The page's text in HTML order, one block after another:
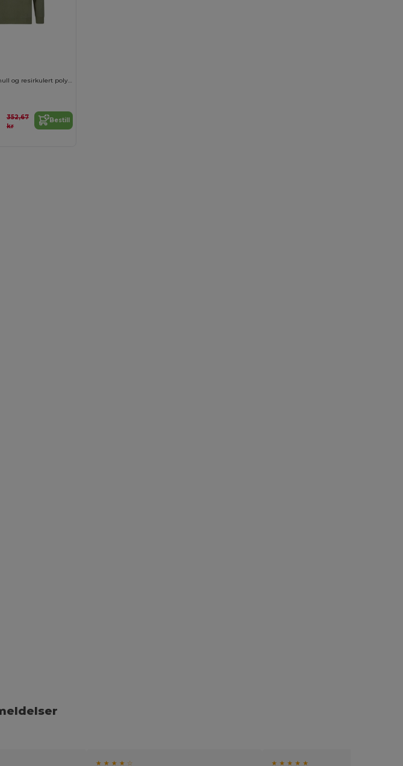
Regenerert bomull og resirkulert polyester svette
352,67
kr
Bestill
★ ★ ★ ★ ☆
★ ★ ★ ★ ★